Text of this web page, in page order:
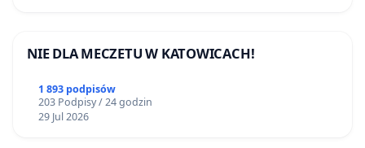
NIE DLA MECZETU W KATOWICACH!
1 893 podpisów
203 Podpisy / 24 godzin
29 Jul 2026